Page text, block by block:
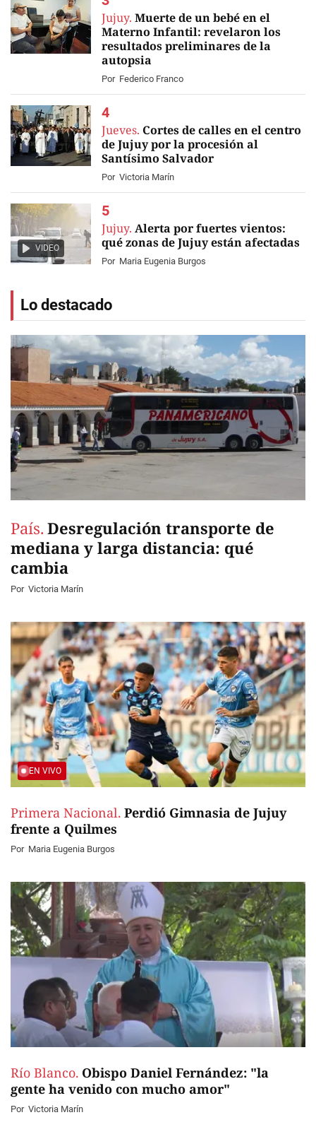
Jujuy. Muerte de un bebé en el
Materno Infantil: revelaron los
resultados preliminares de la
autopsia
Por Federico Franco
Jueves. Cortes de calles en el centro
de Jujuy por la procesión al
Santísimo Salvador
Por Victoria Marín
VIDEO
Jujuy. Alerta por fuertes vientos:
qué zonas de Jujuy están afectadas
Por Maria Eugenia Burgos
Lo destacado
País. Desregulación transporte de
mediana y larga distancia: qué
cambia
Por Victoria Marín
EN VIVO
Primera Nacional. Perdió Gimnasia de Jujuy
frente a Quilmes
Por Maria Eugenia Burgos
Río Blanco. Obispo Daniel Fernández: "la
gente ha venido con mucho amor"
Por Victoria Marín